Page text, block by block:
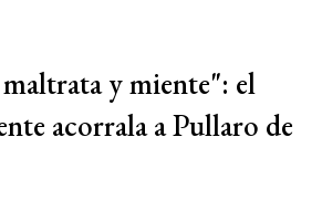
y miente": el
acorrala a Pullaro de